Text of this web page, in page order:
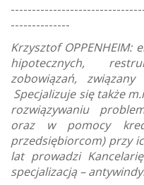
--------------
Krzysztof
hipotecznych,
zobowiązań,
Specjalizuje się także
rozwiązywaniu
oraz w pomocy
przedsiębiorcom) przy
lat prowadzi
specjalizacją –